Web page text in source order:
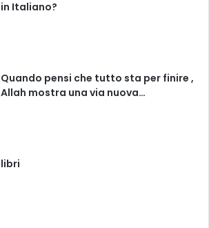
in Italiano?
Quando pensi che tutto sta per finire ,
Allah mostra una via nuova…
libri